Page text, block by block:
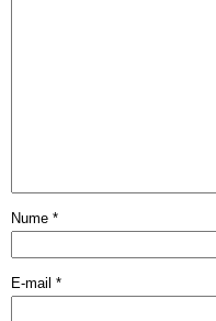
Nume *
E-mail *